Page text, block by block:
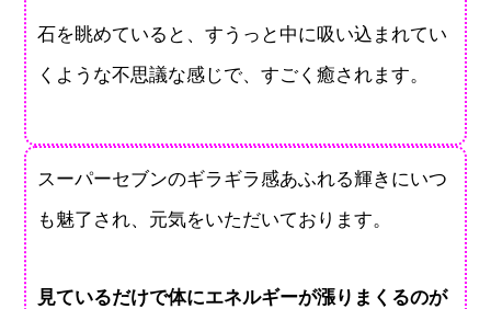
石を眺めていると、すうっと中に吸い込まれてい
くような不思議な感じで、すごく癒されます。
スーパーセブンのギラギラ感あふれる輝きにいつ
も魅了され、元気をいただいております。
見ているだけで体にエネルギーが漲りまくるのが